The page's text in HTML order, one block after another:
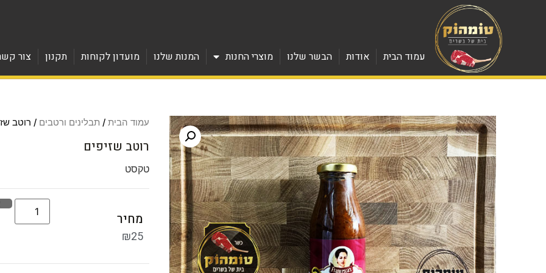
עמוד הבית אודות הבשר שלנו מוצרי החנות המנות שלנו מועדון לקוחות תקנון צור
עמוד הבית/ תבלינים ורטבים / רוטב
רוטב שזיפים
טקסט
מחיר
₪25